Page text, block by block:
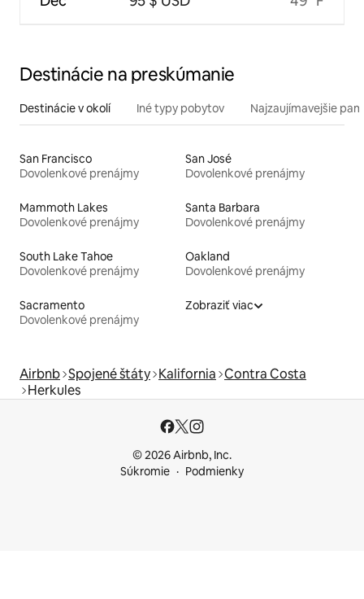
Destinácie na preskúmanie
Destinácie v okolí Iné typy pobytov Najzaujímavejšie
San Francisco
Dovolenkové prenájmy
San José
Dovolenkové prenájmy
Mammoth Lakes
Dovolenkové prenájmy
Santa Barbara
Dovolenkové prenájmy
South Lake Tahoe
Dovolenkové prenájmy
Oakland
Dovolenkové prenájmy
Sacramento
Dovolenkové prenájmy
Zobraziť viac
Airbnb Spojené štáty Kalifornia Contra Costa
Herkules
© 2026 Airbnb, Inc.
Súkromie
Podmienky